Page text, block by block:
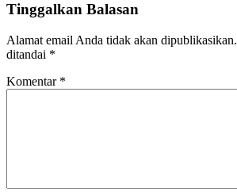
Tinggalkan Balasan
Alamat email Anda tidak akan dipublikasikan.
ditandai *
Komentar *